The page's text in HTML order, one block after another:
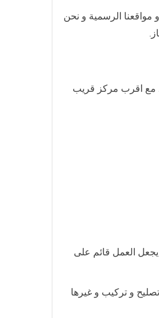
مواقعنا الرسمية و نحن
مع اقرب مركز قريب
العمل قائم على
و تركيب و غيرها